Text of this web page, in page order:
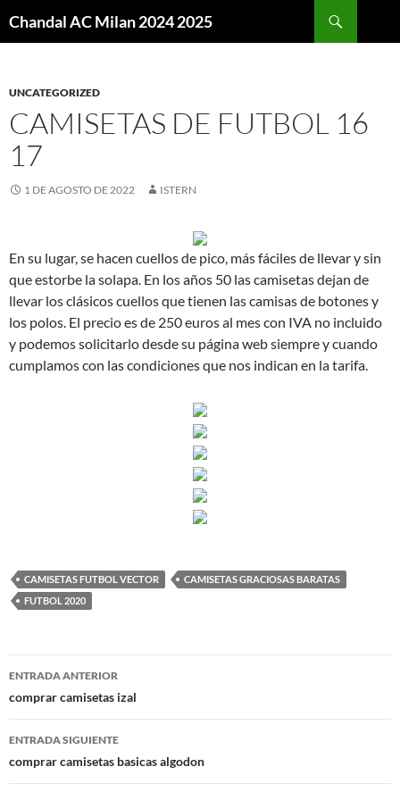
Chandal AC Milan 2024 2025
UNCATEGORIZED
CAMISETAS DE FUTBOL 16
17
1 DE AGOSTO DE 2022 ISTERN
En su lugar, se hacen cuellos de pico, más fáciles de llevar y sin
que estorbe la solapa. En los años 50 las camisetas dejan de
llevar los clásicos cuellos que tienen las camisas de botones y
los polos. El precio es de 250 euros al mes con IVA no incluido
y podemos solicitarlo desde su página web siempre y cuando
cumplamos con las condiciones que nos indican en la tarifa.
CAMISETAS FUTBOL VECTOR
CAMISETAS GRACIOSAS BARATAS
FUTBOL 2020
Navegación
de
entradas
ENTRADA ANTERIOR
comprar camisetas izal
ENTRADA SIGUIENTE
comprar camisetas basicas algodon